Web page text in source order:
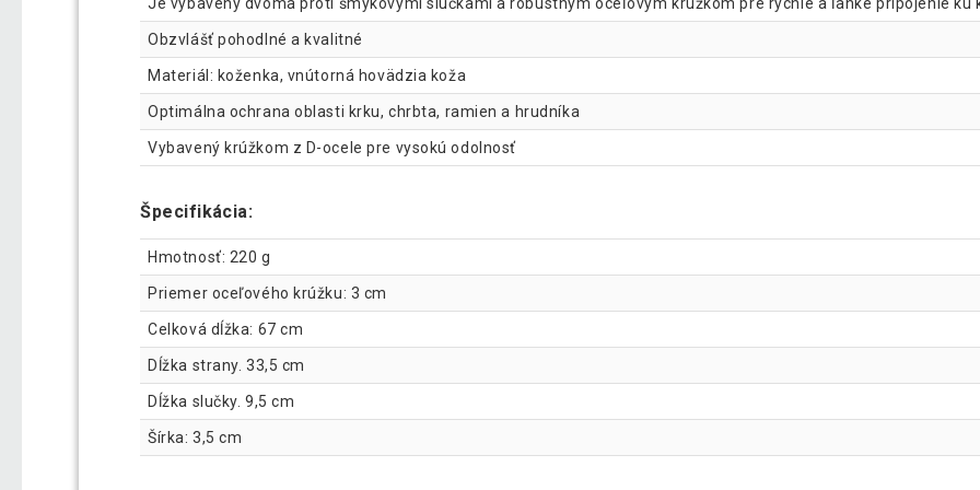
Obzvlášť pohodlné a kvalitné
Materiál: koženka, vnútorná hovädzia koža
Optimálna ochrana oblasti krku, chrbta, ramien a hrudníka
Vybavený krúžkom z D-ocele pre vysokú odolnosť
Špecifikácia:
Hmotnosť: 220 g
Priemer oceľového krúžku: 3 cm
Celková dĺžka: 67 cm
Dĺžka strany. 33,5 cm
Dĺžka slučky. 9,5 cm
Šírka: 3,5 cm